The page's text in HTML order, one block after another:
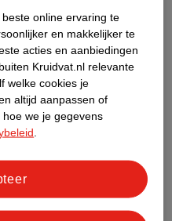
online ervaring te
en makkelijker te
acties en aanbiedingen
Kruidvat.nl relevante
welke cookies je
altijd aanpassen of
we je gegevens